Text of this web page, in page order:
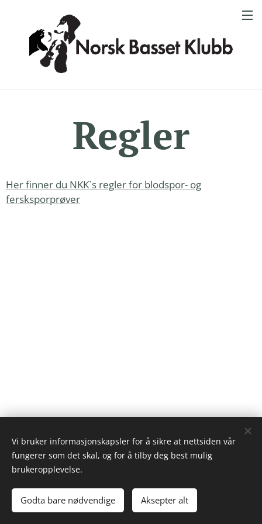
Regler
Her finner du NKK`s regler for blodspor- og
fersksporprøver
Cookies
Vi bruker informasjonskapsler for å sikre at nettsiden vår
fungerer som det skal, og for å tilby deg best mulig
brukeropplevelse.
Godta bare nødvendige Aksepter alt